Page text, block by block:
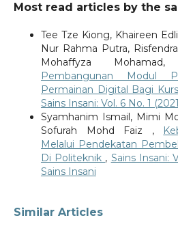
Most read articles by the
Tee Tze Kiong, Khaireen
Nur Rahma Putra,
Mohaffyza
Pembangunan Modul
Permainan Digital Bagi
Sains Insani: Vol. 6 No. 1
Syamhanim Ismail, Mimi
Sofurah Mohd Faiz ,
Melalui Pendekatan
Di Politeknik , Sains Insani:
Sains Insani
Similar Articles